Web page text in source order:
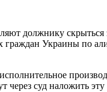
должнику
граждан Украины по
суд наложить